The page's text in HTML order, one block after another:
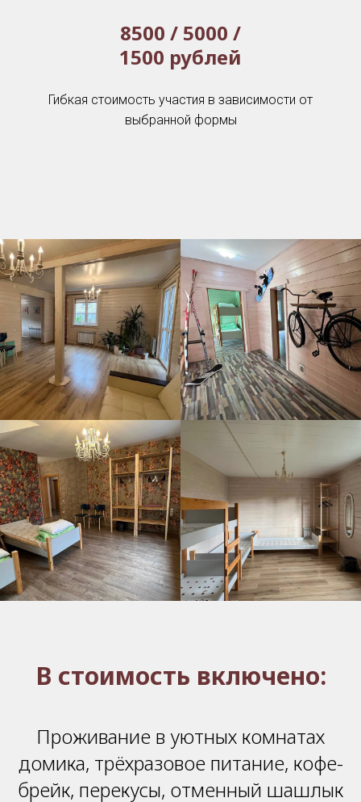
8500 / 5000 /
1500 рублей
Гибкая стоимость участия в зависимости от
выбранной формы
В стоимость включено:
Проживание в уютных комнатах
домика, трёхразовое питание, кофе-
брейк, перекусы, отменный шашлык